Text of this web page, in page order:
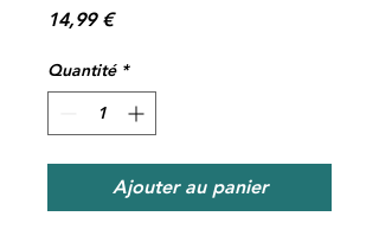
14,99 €Prix
Quantité *
Ajouter au panier